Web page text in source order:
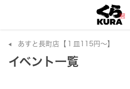
あすと長町店【１皿115円～】
イベント一覧